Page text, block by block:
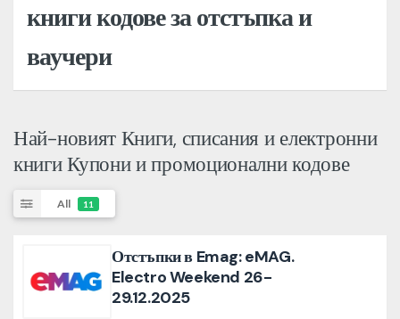
книги кодове за отстъпка и
ваучери
Най-новият Книги, списания и електронни
книги Купони и промоционални кодове
All 11
Отстъпки в Emag: eMAG.
Electro Weekend 26-
29.12.2025